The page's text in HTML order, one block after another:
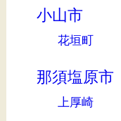
小山市
花垣町
那須塩原市
上厚崎